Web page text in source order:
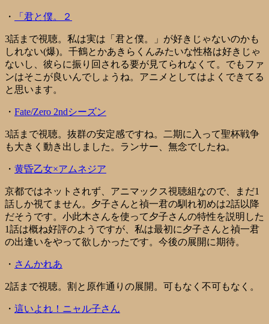
・ 「君と僕。２
3話まで視聴。私は実は「君と僕。」が好きじゃないのかも
しれない(爆)。千鶴とかあきらくんみたいな性格は好きじゃ
ないし、彼らに振り回される要が見てられなくて。でもファ
ンはそこが良いんでしょうね。アニメとしてはよくできてる
と思います。
・ Fate/Zero 2ndシーズン
3話まで視聴。抜群の安定感ですね。二期に入って聖杯戦争
も大きく動き出しました。ランサー、無念でしたね。
・ 黄昏乙女×アムネジア
京都ではネットされず、アニマックス視聴組なので、まだ1
話しか視てません。夕子さんと禎一君の馴れ初めは2話以降
だそうです。小此木さんを使って夕子さんの特性を説明した
1話は概ね好評のようですが、私は最初に夕子さんと禎一君
の出逢いをやって欲しかったです。今後の展開に期待。
・ さんかれあ
2話まで視聴。割と原作通りの展開。可もなく不可もなく。
・ 這いよれ！ニャル子さん